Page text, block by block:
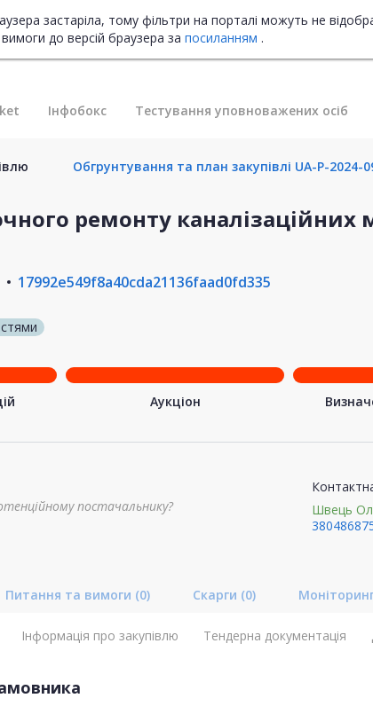
застаріла, тому фільтри на порталі можуть не
до версій браузера за посиланням .
Інфобокс Тестування уповноважених осіб
Обгрунтування та план закупівлі UA-P-2024-
ремонту
17992e549f8a40cda21136faad0fd335
Аукціон
постачальнику?
Швець
Питання та вимоги (0) Скарги (0)
Інформація про закупівлю Тендерна документація